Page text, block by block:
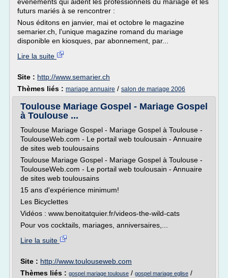
futurs mariés à se rencontrer :
Nous éditons en janvier, mai et octobre le magazine
semarier.ch, l'unique magazine romand du mariage
disponible en kiosques, par abonnement, par...
Lire la suite
Site : http://www.semarier.ch
Thèmes liés : mariage annuaire / salon de mariage 2006
Toulouse Mariage Gospel - Mariage Gospel
à Toulouse ...
Toulouse Mariage Gospel - Mariage Gospel à Toulouse -
ToulouseWeb.com - Le portail web toulousain - Annuaire
de sites web toulousains
Toulouse Mariage Gospel - Mariage Gospel à Toulouse -
ToulouseWeb.com - Le portail web toulousain - Annuaire
de sites web toulousains
15 ans d'expérience minimum!
Les Bicyclettes
Vidéos : www.benoitatquier.fr/videos-the-wild-cats
Pour vos cocktails, mariages, anniversaires,...
Lire la suite
Site : http://www.toulouseweb.com
Thèmes liés : gospel mariage toulouse / gospel mariage eglise /